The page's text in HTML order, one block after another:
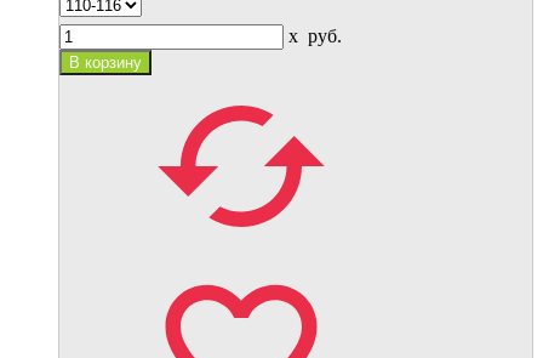
x руб.